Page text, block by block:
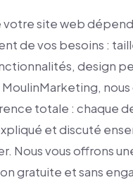
votre site web dépend
de vos besoins :
design
nous
totale : chaque
et discuté
Nous vous offrons
gratuite et sans